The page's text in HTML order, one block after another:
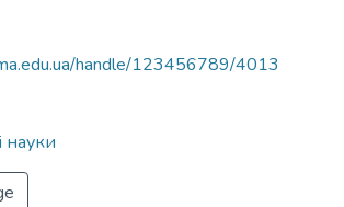
handle/123456789/4013
науки